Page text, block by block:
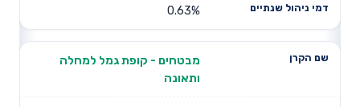
0.63%
מבטחים - קופת גמל למחלה
ותאונה